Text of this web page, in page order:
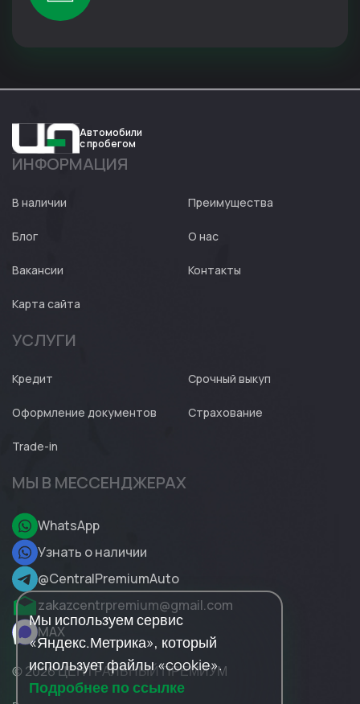
Авто
Автомобили
с пробегом
ИНФОРМАЦИЯ
В наличии Преимущества
Блог О нас
Вакансии Контакты
Карта сайта
УСЛУГИ
Кредит Срочный выкуп
Оформление документов Страхование
Trade-in
МЫ В МЕССЕНДЖЕРАХ
WhatsApp
Узнать о наличии
@CentralPremiumAuto
zakazcentrpremium@gmail.com
MAX
© 2026 ЦЕНТРАЛЬНЫЙ ПРЕМИУМ
Мы используем сервис
«Яндекс.Метрика», который
использует файлы «cookie».
Подробнее по ссылке